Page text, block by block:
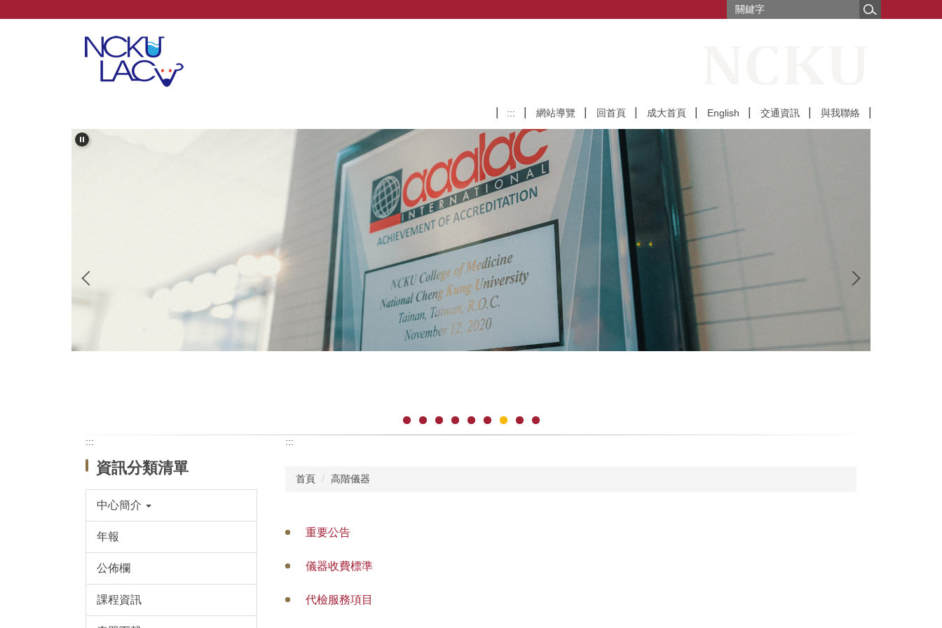
:::
網站導覽 回首頁 成大首頁 English 交通資訊 與我聯絡
:::
資訊分類清單
中心簡介
年報
公佈欄
課程資訊
:::
首頁 高階儀器
重要公告
儀器收費標準
代檢服務項目